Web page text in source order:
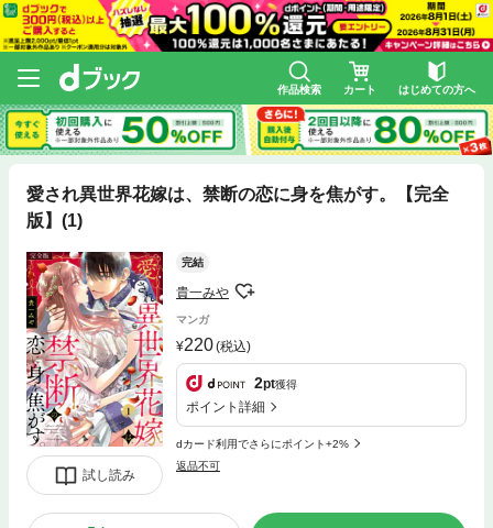
作品検索 カート はじめての方へ
愛され異世界花嫁は、禁断の恋に身を焦がす。【完全
版】(1)
試し読み
完結
貴一みや
マンガ
220(税込)
2pt獲得
ポイント詳細
dカード利用でさらにポイント+2%
返品不可